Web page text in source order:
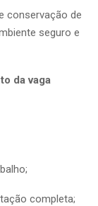
conservação de
seguro e
da vaga
completa;